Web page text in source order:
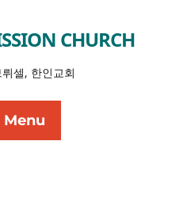
CHURCH
셀, 한인교회
Menu